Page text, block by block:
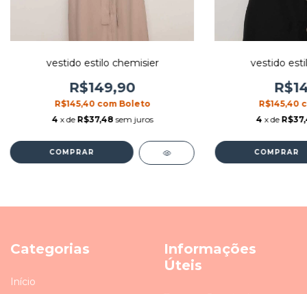
vestido estilo chemisier
R$149,90
R$145,40 com Boleto
4 x de R$37,48 sem juros
COMPRAR
vestido
R$145,40
4 x de
COMPRAR
Categorias
Início
Informações
Úteis